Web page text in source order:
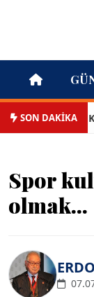
SON DAKİKA
Doğan
Spor
olmak...